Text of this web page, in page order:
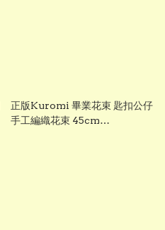
正版Kuromi 畢業花束 匙扣公仔
手工編織花束 45cm